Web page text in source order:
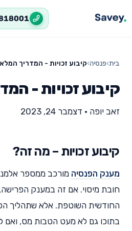
בית›פנסיה›קיבוע זכויות - המדריך המלא
קיבוע זכויות -
זאב יופה • דצמבר 24, 2023
קיבוע זכויות – מה זה?
מענק הפנסיה מורכב ממספר
חובת מיסוי. אם זה במענק
החודשית השוטפת. אלא שתהליך
בתוכו גם לא מעט הטבות מס, ואם